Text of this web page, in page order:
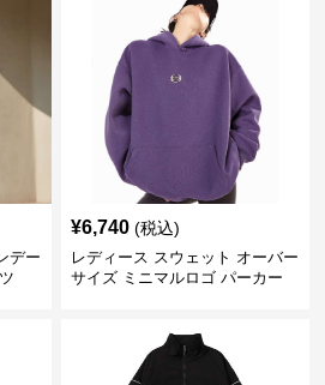
デー
¥6,740 (税込)
レディース スウェット オーバー
サイズ ミニマルロゴ パーカー